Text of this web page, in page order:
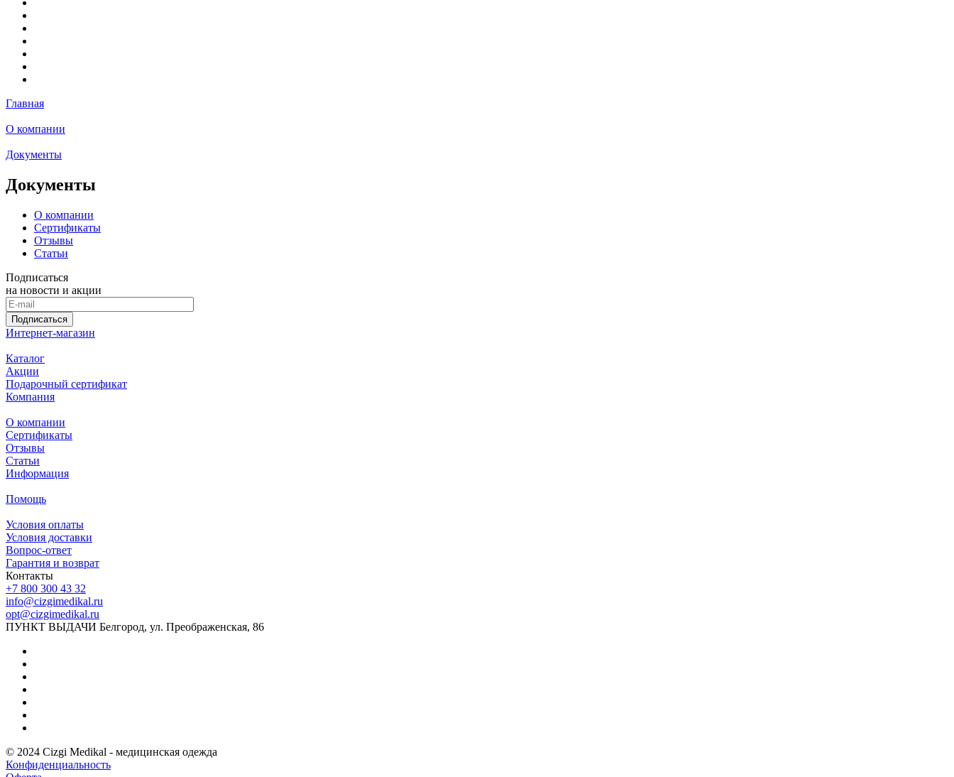
Главная
О компании
Документы
Документы
О компании
Сертификаты
Отзывы
Статьи
Подписаться
на новости и акции
Подписаться
Интернет-магазин
Каталог
Акции
Подарочный сертификат
Компания
О компании
Сертификаты
Отзывы
Статьи
Информация
Помощь
Условия оплаты
Условия доставки
Вопрос-ответ
Гарантия и возврат
Контакты
+7 800 300 43 32
info@cizgimedikal.ru
opt@cizgimedikal.ru
ПУНКТ ВЫДАЧИ Белгород, ул. Преображенская, 86
© 2024 Cizgi Medikal - медицинская одежда
Конфиденциальность